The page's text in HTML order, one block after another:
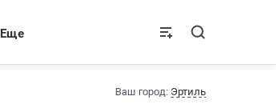
Еще
Ваш город: Эртиль